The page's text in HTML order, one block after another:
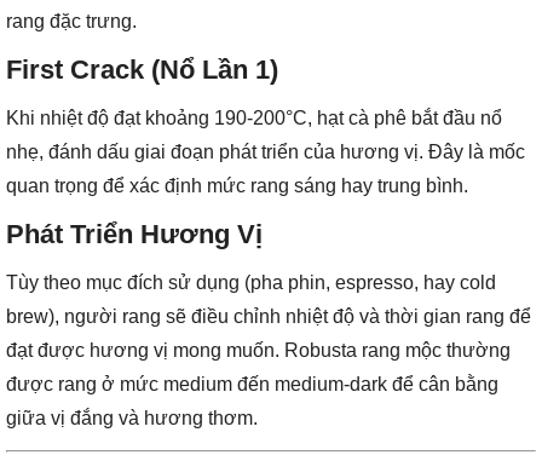
rang đặc trưng.
First Crack (Nổ Lần 1)
Khi nhiệt độ đạt khoảng 190-200°C, hạt cà phê bắt đầu nổ
nhẹ, đánh dấu giai đoạn phát triển của hương vị. Đây là mốc
quan trọng để xác định mức rang sáng hay trung bình.
Phát Triển Hương Vị
Tùy theo mục đích sử dụng (pha phin, espresso, hay cold
brew), người rang sẽ điều chỉnh nhiệt độ và thời gian rang để
đạt được hương vị mong muốn. Robusta rang mộc thường
được rang ở mức medium đến medium-dark để cân bằng
giữa vị đắng và hương thơm.